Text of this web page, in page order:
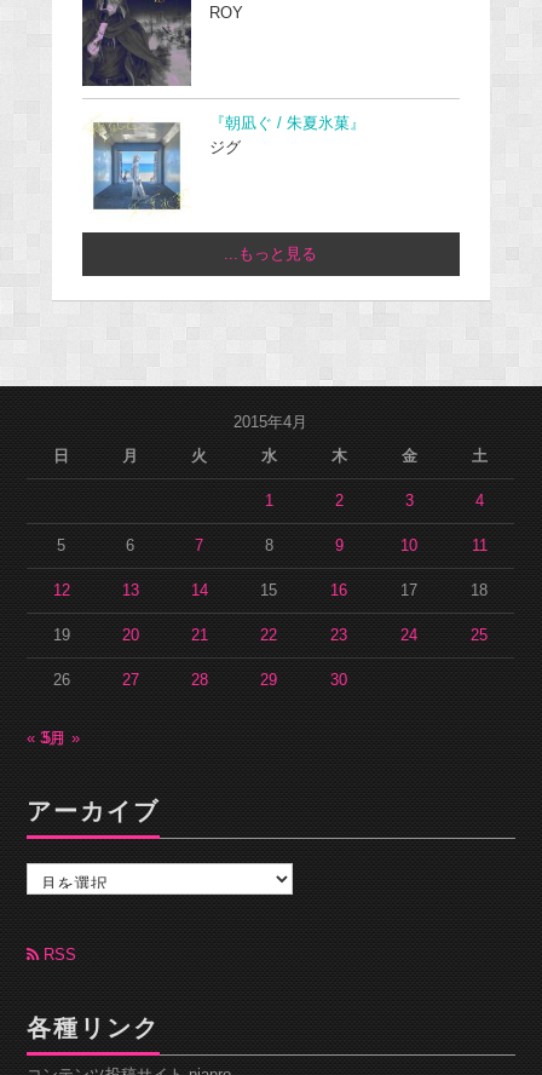
ROY
『朝凪ぐ / 朱夏氷菓』
ジグ
...もっと見る
2015年4月
日
月 火 水 木 金 土
1 2 3 4
5 6 7 8 9 10 11
12 13 14 15 16 17 18
19 20 21 22 23 24 25
26 27 28 29 30
« 3月5月 »
アーカイブ
カ
ブ RSS
各種リンク